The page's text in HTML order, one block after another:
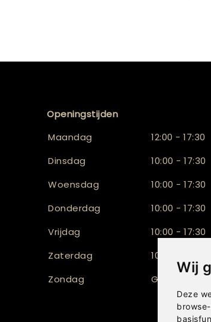
Wij
Deze
Openingstijden
Maandag
12:00 - 17:30
Dinsdag
10:00 - 17:30
Woensdag
10:00 - 17:30
Donderdag
10:00 - 17:30
Vrijdag
10:00 - 17:30
Zaterdag
10:00 - 17:00
Zondag
Gesloten